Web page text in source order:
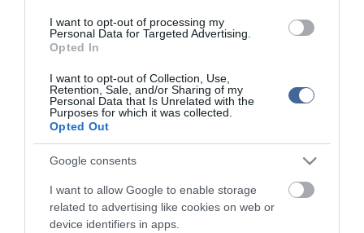
I want to opt-out of processing my
Personal Data for Targeted Advertising.
Opted In
I want to opt-out of Collection, Use,
Retention, Sale, and/or Sharing of my
Personal Data that Is Unrelated with the
Purposes for which it was collected.
Opted Out
Google consents
I want to allow Google to enable storage
related to advertising like cookies on web or
device identifiers in apps.
Paks-Ferencváros 1-3
Nyert a Kozármisleny, még nem bajnok a Puskás Akadémia
Figyelem! A cikkhez hozzáfűzött hozzászólások nem a
network nézeteit tükrözik. A szerkesztőség mindössze a hírek
publikációjával foglalkozik, a kommenteket nem tudja befolyásolni
- azok az olvasók személyes véleményét tartalmazzák.
Kérjük, kulturáltan, mások személyiségi jogainak és jó hírnevének
tiszteletben tartásával kommenteljenek!